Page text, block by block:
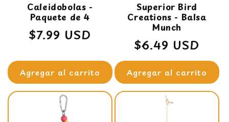
Caleidobolas -
Paquete de 4
Precio
$7.99 USD
Agregar al carrito
Superior Bird
Creations - Balsa
Munch
Precio
habitual
$6.49 USD
Agregar al carrito